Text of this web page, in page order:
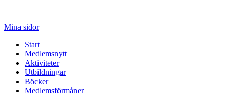
Mina sidor
Start
Medlemsnytt
Aktiviteter
Utbildningar
Böcker
Medlemsförmåner